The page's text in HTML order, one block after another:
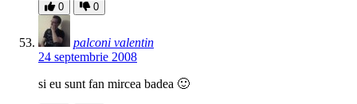
0 0
palconi valentin
24 septembrie 2008
si eu sunt fan mircea badea 🙂